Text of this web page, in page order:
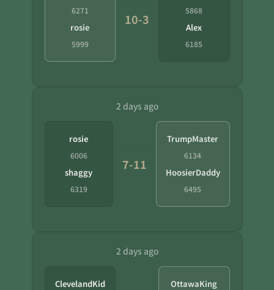
6271
rosie
5999
10-3
5868
Alex
6185
2 days ago
rosie
6006
shaggy
6319
7-11
TrumpMaster
6134
HoosierDaddy
6495
2 days ago
ClevelandKid OttawaKing